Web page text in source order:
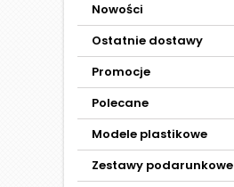
Nowości
Ostatnie dostawy
Promocje
Polecane
Modele plastikowe
Zestawy podarunkowe